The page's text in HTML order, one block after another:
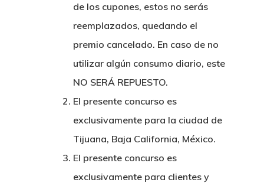
de los cupones, estos no serás
reemplazados, quedando el
premio cancelado. En caso de no
utilizar algún consumo diario, este
NO SERÁ REPUESTO.
El presente concurso es
exclusivamente para la ciudad de
Tijuana, Baja California, México.
El presente concurso es
exclusivamente para clientes y